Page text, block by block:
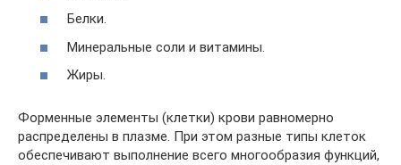
Белки.
Минеральные соли и витамины.
Жиры.
Форменные элементы (клетки) крови равномерно
распределены в плазме. При этом разные типы клеток
обеспечивают выполнение всего многообразия функций,